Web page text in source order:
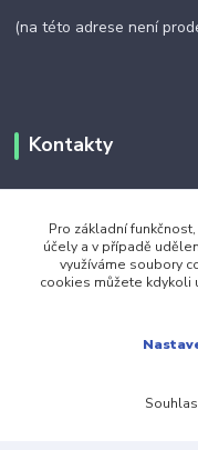
(na této adrese není
Kontakty
Pro základní
účely a v případě
využíváme soubory
cookies můžete kdykoli